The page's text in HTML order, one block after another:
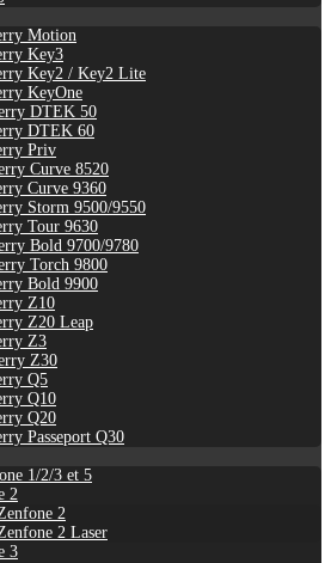
Motion
Key3
Key2 / Key2 Lite
KeyOne
DTEK 50
DTEK 60
Priv
Curve 8520
Curve 9360
Storm 9500/9550
Tour 9630
Bold 9700/9780
Torch 9800
Bold 9900
Z10
Z20 Leap
Z3
Z30
Q5
Q10
Q20
Passeport Q30
1/2/3 et 5
2
2
2 Laser
3